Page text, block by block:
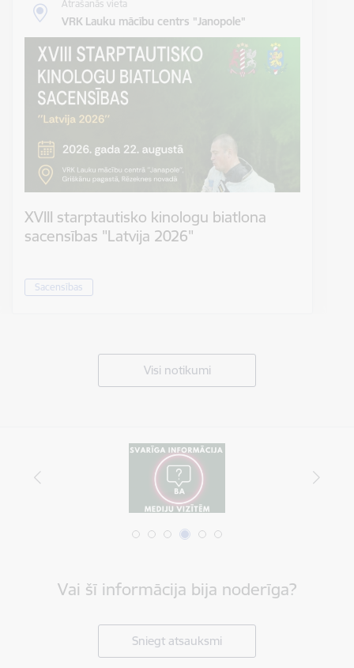
Atrašanās vieta
VRK Lauku mācību centrs "Janopole"
XVIII starptautisko kinologu biatlona
sacensības "Latvija 2026"
Sacensības
Visi notikumi
Vai šī informācija bija noderīga?
Sniegt atsauksmi